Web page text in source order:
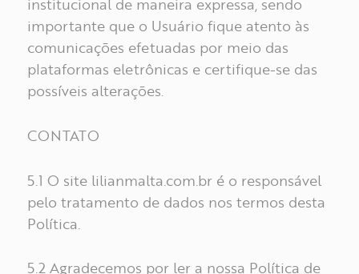
importante que o Usuário fique atento às
comunicações efetuadas por meio das
plataformas eletrônicas e certifique-se das
possíveis alterações.
CONTATO
5.1 O site lilianmalta.com.br é o responsável
pelo tratamento de dados nos termos desta
Política.
5.2 Agradecemos por ler a nossa Política de